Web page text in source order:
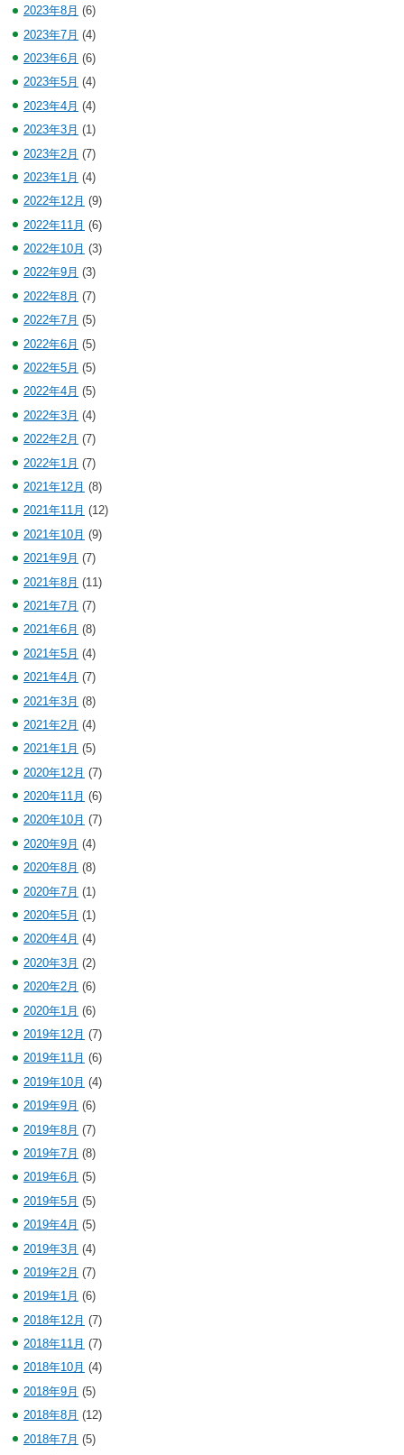
2023年8月 (6)
2023年7月 (4)
2023年6月 (6)
2023年5月 (4)
2023年4月 (4)
2023年3月 (1)
2023年2月 (7)
2023年1月 (4)
2022年12月 (9)
2022年11月 (6)
2022年10月 (3)
2022年9月 (3)
2022年8月 (7)
2022年7月 (5)
2022年6月 (5)
2022年5月 (5)
2022年4月 (5)
2022年3月 (4)
2022年2月 (7)
2022年1月 (7)
2021年12月 (8)
2021年11月 (12)
2021年10月 (9)
2021年9月 (7)
2021年8月 (11)
2021年7月 (7)
2021年6月 (8)
2021年5月 (4)
2021年4月 (7)
2021年3月 (8)
2021年2月 (4)
2021年1月 (5)
2020年12月 (7)
2020年11月 (6)
2020年10月 (7)
2020年9月 (4)
2020年8月 (8)
2020年7月 (1)
2020年5月 (1)
2020年4月 (4)
2020年3月 (2)
2020年2月 (6)
2020年1月 (6)
2019年12月 (7)
2019年11月 (6)
2019年10月 (4)
2019年9月 (6)
2019年8月 (7)
2019年7月 (8)
2019年6月 (5)
2019年5月 (5)
2019年4月 (5)
2019年3月 (4)
2019年2月 (7)
2019年1月 (6)
2018年12月 (7)
2018年11月 (7)
2018年10月 (4)
2018年9月 (5)
2018年8月 (12)
2018年7月 (5)